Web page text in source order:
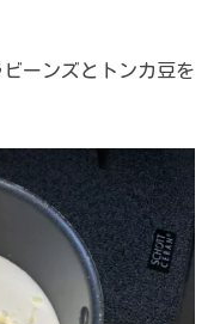
ーンズとトンカ豆を